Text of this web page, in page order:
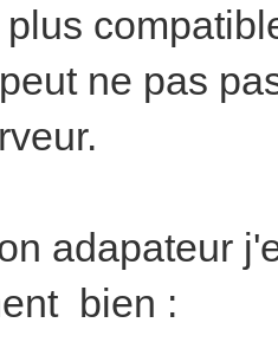
ne pas
adapateur
bien :